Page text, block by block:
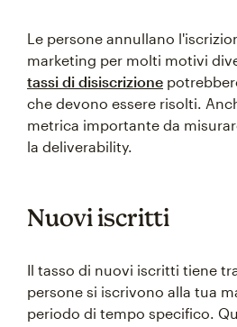
Le persone annullano
marketing per molti motivi
tassi di disiscrizione
che devono essere risolti.
metrica importante da
la deliverability.
Nuovi iscritti
Il tasso di nuovi iscritti tiene
persone si iscrivono alla tua
periodo di tempo specifico.